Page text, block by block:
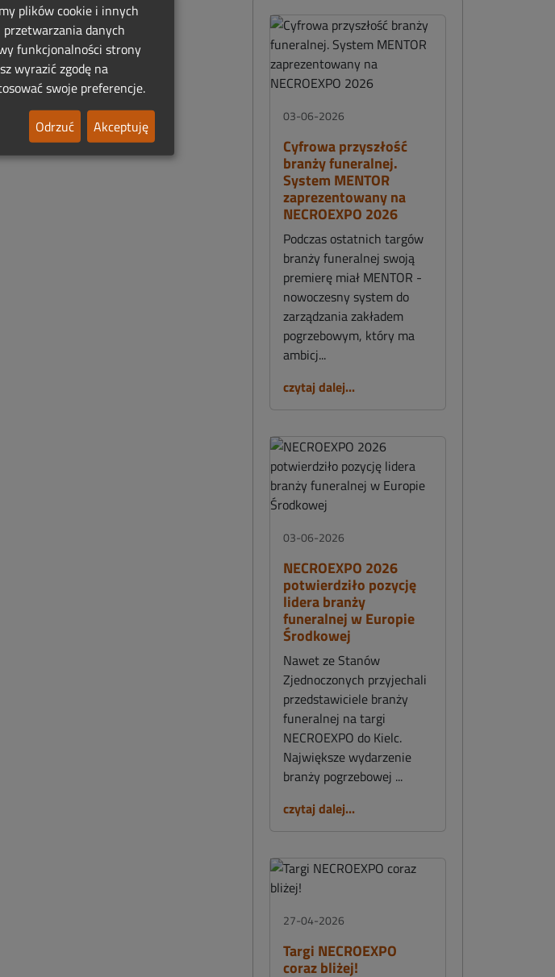
03-06-2026
Cyfrowa przyszłość
branży funeralnej.
System MENTOR
zaprezentowany na
NECROEXPO 2026
Podczas ostatnich targów
branży funeralnej swoją
premierę miał MENTOR -
nowoczesny system do
zarządzania zakładem
pogrzebowym, który ma
ambicj...
czytaj dalej...
03-06-2026
NECROEXPO 2026
potwierdziło pozycję
lidera branży
funeralnej w Europie
Środkowej
Nawet ze Stanów
Zjednoczonych przyjechali
przedstawiciele branży
funeralnej na targi
NECROEXPO do Kielc.
Największe wydarzenie
branży pogrzebowej ...
czytaj dalej...
27-04-2026
Targi NECROEXPO
coraz bliżej!
plików cookie i innych
danych
funkcjonalności strony
wyrazić zgodę na
swoje preferencje.
Odrzuć Akceptuję